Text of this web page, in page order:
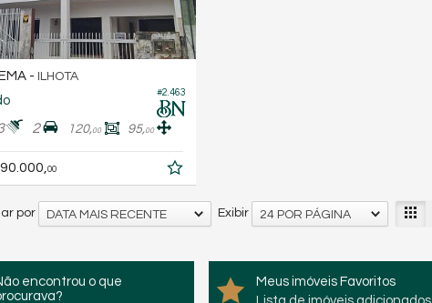
#2.463
- ILHOTA
2 120,00 95,00
00
Exibir 24 POR PÁGINA
por DATA MAIS RECENTE
encontrou o que
Meus imóveis Favoritos